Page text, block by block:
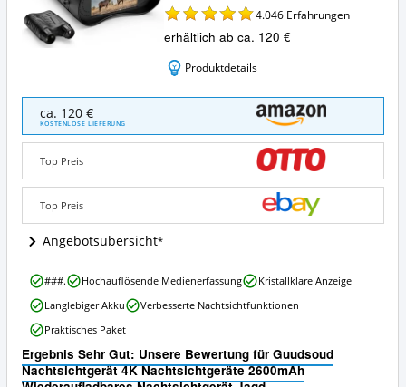
4.046 Erfahrungen
erhältlich ab ca. 120 €
Produktdetails
Guudsoud
Nachtsichtgerät
4K
Nachtsichtgeräte
2600mAh
Wiederaufladbares
Nachtsichtgerät
Jagd
Angebote:
Wo
dieses
Nachtsichtgerät
erhältlich?
ca. 120 €
KOSTENLOSE LIEFERUNG
Top Preis
Top Preis
Angebotsübersicht
Ergebnis Sehr Gut: Unsere Bewertung für Guudsoud
Nachtsichtgerät 4K Nachtsichtgeräte 2600mAh
Guudsoud
Nachtsichtgerät
4K
Nachtsichtgeräte
2600mAh
Wiederaufladbares
Nachtsichtgerät
###. Hochauflösende Medienerfassung
Kristallklare Anzeige
Langlebiger Akku
Verbesserte Nachtsichtfunktionen
Praktisches Paket